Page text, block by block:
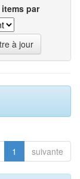
par
1 suivante